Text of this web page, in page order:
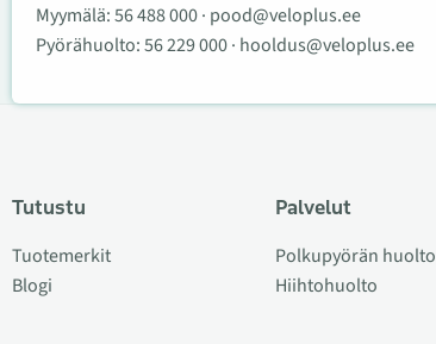
Myymälä:56 488 000· pood@veloplus.ee
Pyörähuolto:56 229 000· hooldus@veloplus.ee
Tutustu
Tuotemerkit
Blogi
Palvelut
Polkupyörän huolto
Hiihtohuolto